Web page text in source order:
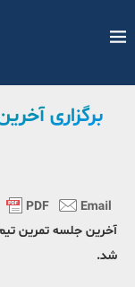
برگزاری
آخرین جلسه تمرین تیم
شد.